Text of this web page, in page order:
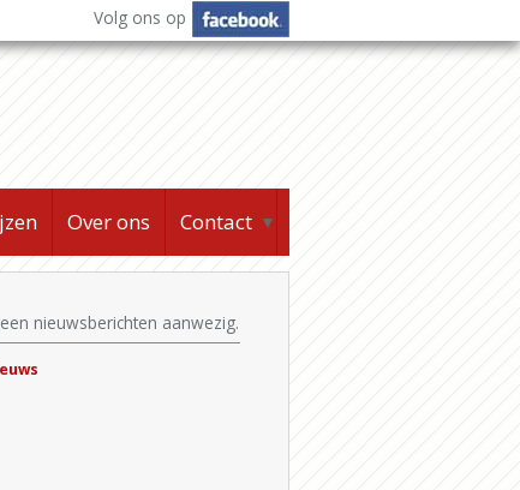
Volg ons op
Over ons Contact ▼
nieuwsberichten aanwezig.